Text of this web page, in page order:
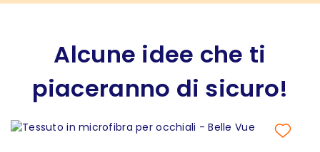
Alcune idee che ti
piaceranno di sicuro!